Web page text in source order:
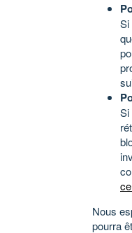
Si
Si
Nous
pourra